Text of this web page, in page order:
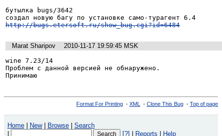
бутылка bugs/3642
http://bugs.etersoft.ru/show_bug.cgi?id=6484
Marat Sharipov
2010-11-17 19:59:45 MSK
wine 7.23/14
Проблем с данной версией не обнаружено.
Принимаю
Format For Printing - XML - Clone This Bug - Top of page
Home New Browse
Search
[?] Reports
Help